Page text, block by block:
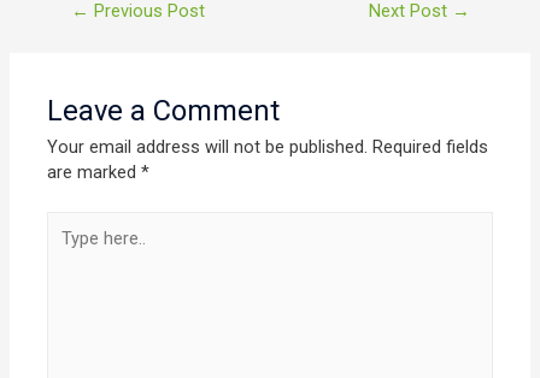
Post
← Previous Post Next Post →
Leave a Comment
Your email address will not be published. Required fields
are marked*
here..